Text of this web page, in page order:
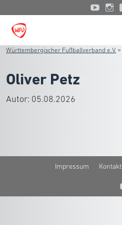
Württembergischer Fußballverband e.V. >
Oliver Petz
Autor: 05.08.2026
Impressum Kontakt